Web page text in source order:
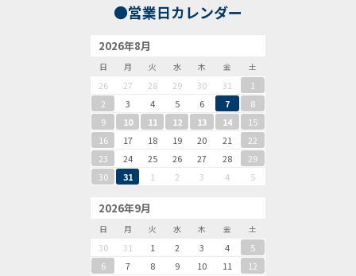
●営業日カレンダー
2026年8月
日 月 火 水 木 金 土
26 27 28 29 30 31
1
2
3 4 5 6 7
8
9
10 11 12 13 14
15
16
17 18 19 20 21
22
23
24 25 26 27 28
29
30
31 1 2 3 4 5
2026年9月
日 月 火 水 木 金 土
30 31 1 2 3 4
5
6
7 8 9 10 11
12